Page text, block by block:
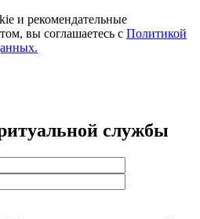
и рекомендательные
вы соглашаетесь с Политикой
службы